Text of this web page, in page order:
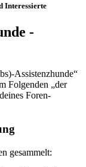
Interessierte
-
Assistenzhunde“
Folgenden „der
Foren-
gesammelt: